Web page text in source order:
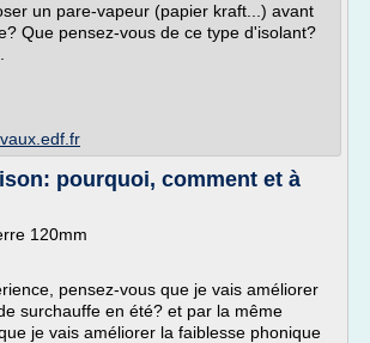
un pare-vapeur (papier kraft...) avant
Que pensez-vous de ce type d'isolant?
pourquoi, comment et à
120mm
pensez-vous que je vais améliorer
surchauffe en été? et par la même
je vais améliorer la faiblesse phonique